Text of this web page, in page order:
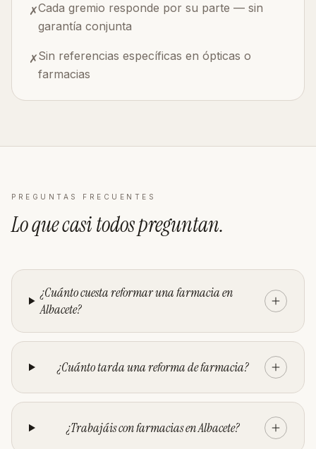
✗Cada gremio responde por su parte — sin
garantía conjunta
✗Sin referencias específicas en ópticas o
farmacias
PREGUNTAS FRECUENTES
Lo que casi todospreguntan.
¿Cuánto cuesta reformar una farmacia en
Albacete?
¿Cuánto tarda una reforma de farmacia?
¿Trabajáis con farmacias en Albacete?